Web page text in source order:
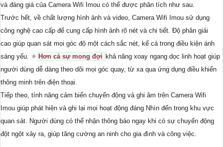
và đáng giá của Camera Wifi Imou có thể được phân tích như sau.
Trước hết, về chất lượng hình ảnh và video, Camera Wifi Imou sử dụng
công nghệ cao cấp để cung cấp hình ảnh rõ nét và chi tiết. Độ phân giải
cao giúp quan sát mọi góc độ một cách sắc nét, kể cả trong điều kiện ánh
sáng yếu. 🔅 Hơn cả sự mong đợi khả năng xoay ngang dọc linh hoạt giúp
người dùng dễ dàng theo dõi mọi góc quay, từ xa qua ứng dụng điều khiển
thông minh trên điện thoại.
Tiếp theo, tính năng cảm biến chuyển động và ghi âm trên Camera Wifi
Imou giúp phát hiện và ghi lại mọi hoạt động đáng Nhìn đến trong khu vực
quan sát. Người dùng có thể nhận thông báo ngay khi có sự chuyển động
đột ngột xảy ra, giúp tăng cường an ninh cho gia đình và công việc.